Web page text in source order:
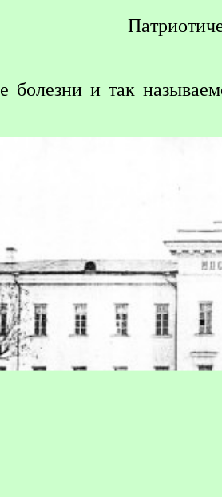
Па
болезни и так